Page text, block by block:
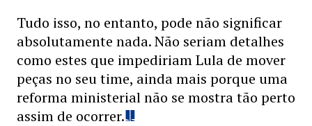
Tudo isso, no entanto, pode não significar
absolutamente nada. Não seriam detalhes
como estes que impediriam Lula de mover
peças no seu time, ainda mais porque uma
reforma ministerial não se mostra tão perto
assim de ocorrer.